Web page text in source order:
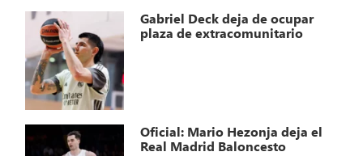
Gabriel Deck deja de ocupar
plaza de extracomunitario
Oficial: Mario Hezonja deja el
Real Madrid Baloncesto